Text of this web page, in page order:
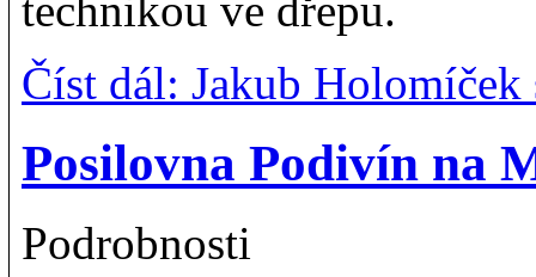
technikou ve dřepu.
Číst dál: Jakub
Posilovna Podivín na
Podrobnosti